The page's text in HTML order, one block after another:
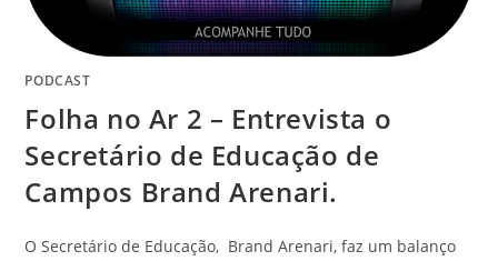
PODCAST
Folha no Ar 2 – Entrevista o
Secretário de Educação de
Campos Brand Arenari.
O Secretário de Educação, Brand Arenari, faz um balanço